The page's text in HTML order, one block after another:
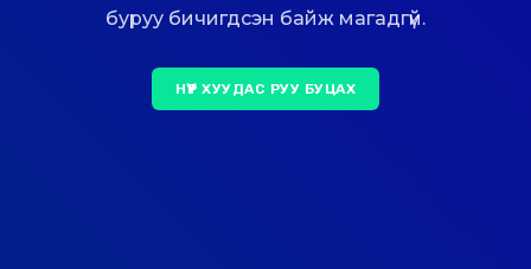
буруу бичигдсэн байж магадгүй.
НҮҮР ХУУДАС РУУ БУЦАХ